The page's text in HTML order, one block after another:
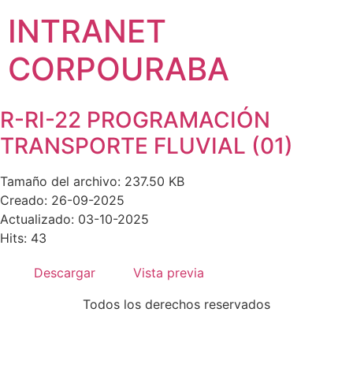
INTRANET
CORPOURABA
R-RI-22 PROGRAMACIÓN
TRANSPORTE FLUVIAL (01)
Tamaño del archivo: 237.50 KB
Creado: 26-09-2025
Actualizado: 03-10-2025
Hits: 43
Descargar
Vista previa
Todos los derechos reservados